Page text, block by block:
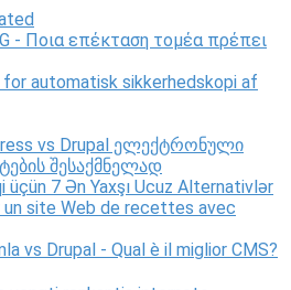
- Ποια επέκταση τομέα πρέπει
for automatisk sikkerhedskopi af
vs Drupal ელექტრონული
შესაქმნელად
üçün 7 Ən Yaxşı Ucuz Alternativlər
un site Web de recettes avec
vs Drupal - Qual è il miglior CMS?